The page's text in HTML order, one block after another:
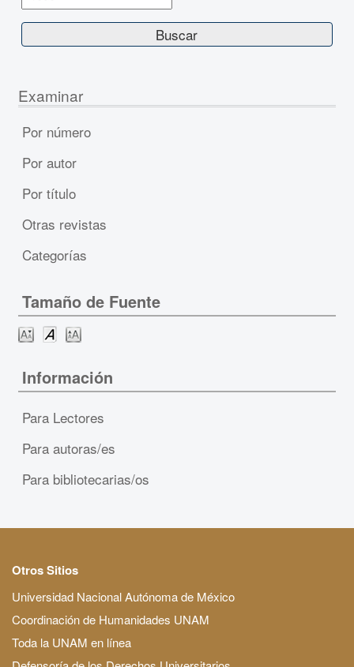
Examinar
Por número
Por autor
Por título
Otras revistas
Categorías
Tamaño de Fuente
Información
Para Lectores
Para autoras/es
Para bibliotecarias/os
Otros Sitios
Universidad Nacional Autónoma de México
Coordinación de Humanidades UNAM
Toda la UNAM en línea